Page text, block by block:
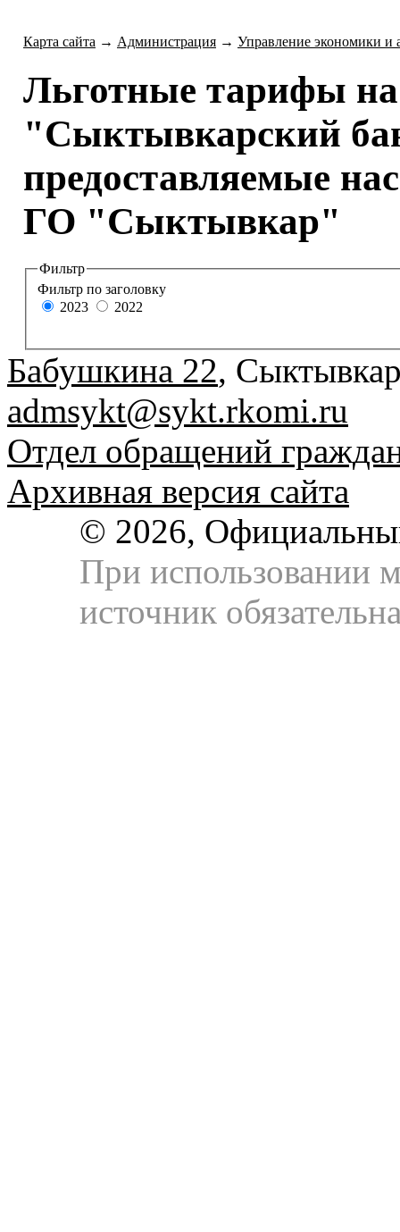
Карта сайта → Администрация → Управление экономики и
Льготные тарифы
"Сыктывкарский
предоставляемые
ГО "Сыктывкар"
Фильтр
Фильтр по заголовку
2023
2022
Бабушкина 22,
admsykt@sykt.rkomi.ru
Отдел обращений
Архивная версия сайта
© 2026,
При использовании
источник